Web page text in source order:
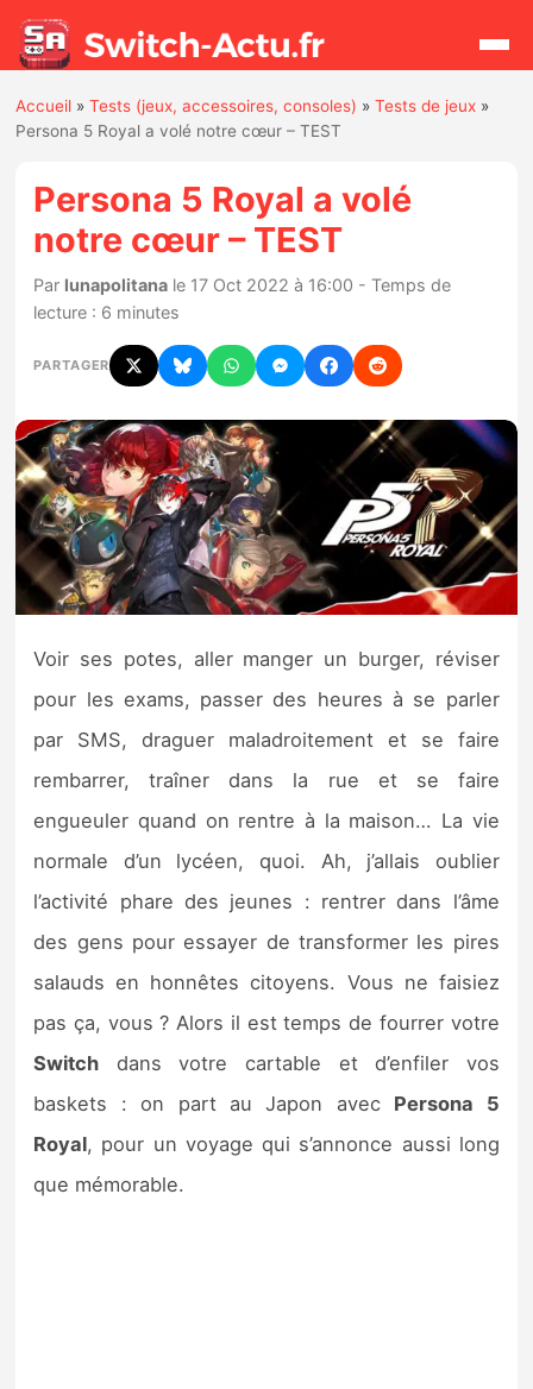
Actualités
Jeux
Hardware
Chiffres de ventes
Rumeurs
Nintendo Direct
Tests et previews
Tests de jeux
Tests d’accessoires
Autres tests
Previews
Précommandes
Précommandes jeux Switch 2
Bons plans
Accueil »Tests (jeux, accessoires, consoles) »Tests de jeux »
Persona 5 Royal a volé notre cœur – TEST
Persona 5 Royal a volé
notre cœur – TEST
Par lunapolitana le 17 Oct 2022 à 16:00 - Temps de
lecture : 6 minutes
PARTAGER
Voir ses potes, aller manger un burger, réviser
pour les exams, passer des heures à se parler
par SMS, draguer maladroitement et se faire
rembarrer, traîner dans la rue et se faire
engueuler quand on rentre à la maison… La vie
normale d’un lycéen, quoi. Ah, j’allais oublier
l’activité phare des jeunes : rentrer dans l’âme
des gens pour essayer de transformer les pires
salauds en honnêtes citoyens. Vous ne faisiez
pas ça, vous ? Alors il est temps de fourrer votre
Switch dans votre cartable et d’enfiler vos
baskets : on part au Japon avec Persona 5
Royal, pour un voyage qui s’annonce aussi long
que mémorable.